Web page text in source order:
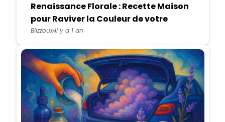
Renaissance Florale : Recette Maison
pour Raviver la Couleur de votre
Carrelage de Sol
BlizzouxIl y a 1 an